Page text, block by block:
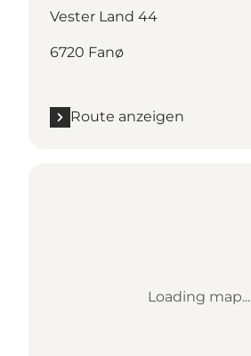
Vester Land 44
6720 Fanø
Route anzeigen
Loading map...